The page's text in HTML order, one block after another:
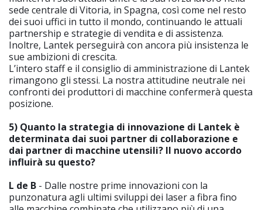
sede centrale di Vitoria, in Spagna, così come nel resto
dei suoi uffici in tutto il mondo, continuando le attuali
partnership e strategie di vendita e di assistenza.
Inoltre, Lantek perseguirà con ancora più insistenza le
sue ambizioni di crescita.
L’intero staff e il consiglio di amministrazione di Lantek
rimangono gli stessi. La nostra attitudine neutrale nei
confronti dei produttori di macchine confermerà questa
posizione.
5) Quanto la strategia di innovazione di Lantek è
determinata dai suoi partner di collaborazione e
dai partner di macchine utensili? Il nuovo accordo
influirà su questo?
L de B - Dalle nostre prime innovazioni con la
punzonatura agli ultimi sviluppi dei laser a fibra fino